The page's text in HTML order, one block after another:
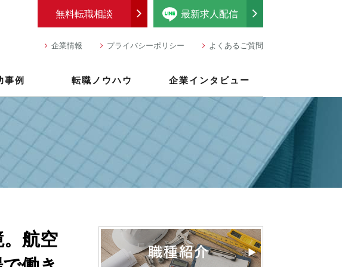
最新求人配信
無料転職相談
企業情報 プライバシーポリシー よくあるご質問
事例 転職ノウハウ 企業インタビュー
。航空